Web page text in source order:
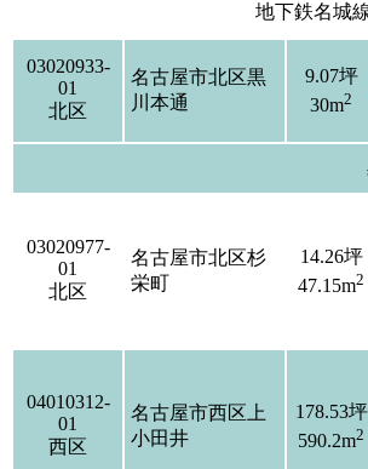
地下鉄名城
03020933-
01
北区
名古屋市北区黒
川本通
9.07坪
30m2
03020977-
01
北区
名古屋市北区杉
栄町
14.26坪
47.15m2
04010312-
01
西区
名古屋市西区上
小田井
178.53坪
590.2m2